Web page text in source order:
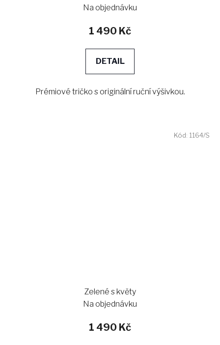
Na objednávku
1 490 Kč
DETAIL
Prémiové tričko s originální ruční výšivkou.
Zelené s květy
Na objednávku
1 490 Kč
Kód: 1164/S